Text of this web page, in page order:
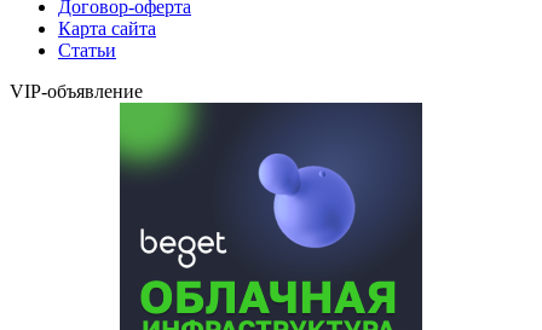
Договор-оферта
Карта сайта
Статьи
VIP-объявление